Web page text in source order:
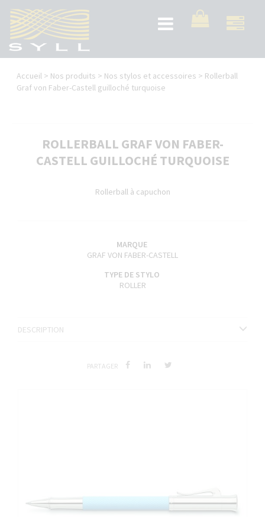
contenu
principal
Toggle
navigation
Vous
êtes
Accueil > Nos produits > Nos stylos et accessoires > Rollerball
Graf von Faber-Castell guilloché turquoise
ROLLERBALL GRAF VON FABER-
CASTELL GUILLOCHÉ TURQUOISE
Rollerball à capuchon
MARQUE
GRAF VON FABER-CASTELL
TYPE DE STYLO
ROLLER
DESCRIPTION
PARTAGER